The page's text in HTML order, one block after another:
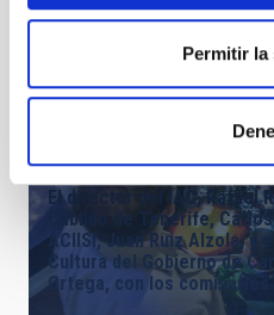
Permitir la
El director del IAC, Rafael
Cabildo de Tenerife,
ACIISI, Juan Ruiz Alzola, y
Cultura del Gobierno de
Ortega, con los comisarios